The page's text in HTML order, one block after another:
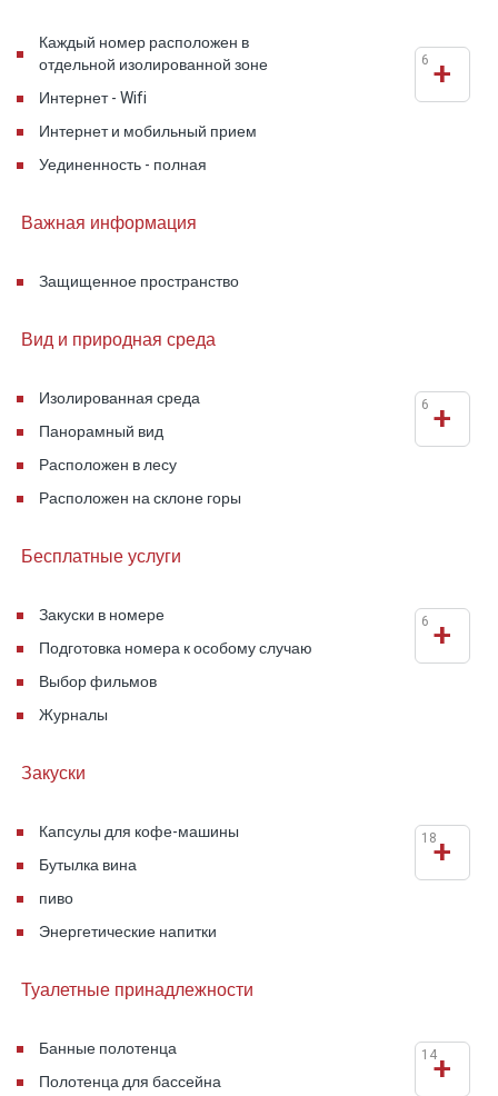
Каждый номер расположен в
отдельной изолированной зоне
Интернет - Wifi
Интернет и мобильный прием
Уединенность - полная
+
6
Важная информация
Защищенное пространство
Вид и природная среда
Изолированная среда
Панорамный вид
Расположен в лесу
Расположен на склоне горы
+
6
Бесплатные услуги
Закуски в номере
Подготовка номера к особому случаю
Выбор фильмов
Журналы
+
6
Закуски
Капсулы для кофе-машины
Бутылка вина
пиво
Энергетические напитки
+
18
Туалетные принадлежности
Банные полотенца
Полотенца для бассейна
+
14